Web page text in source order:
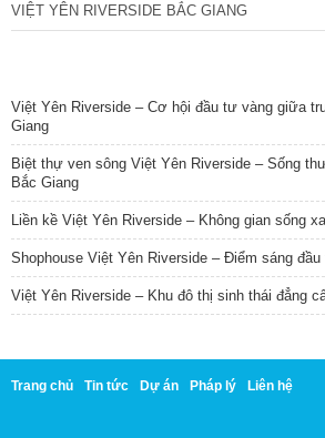
VIỆT YÊN RIVERSIDE BẮC GIANG
Việt Yên Riverside – Cơ hội đầu tư vàng giữa
Giang
Biệt thự ven sông Việt Yên Riverside – Sống
Bắc Giang
Liền kề Việt Yên Riverside – Không gian sống
Shophouse Việt Yên Riverside – Điểm sáng
Việt Yên Riverside – Khu đô thị sinh thái đẳng
Trang chủ Tin tức Dự án Pháp lý Liên hệ